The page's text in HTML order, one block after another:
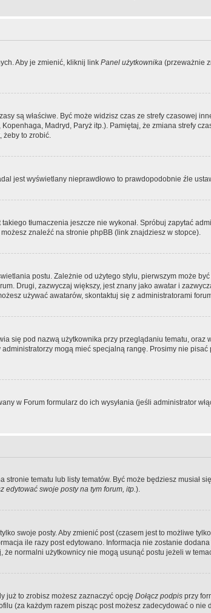
Aby je zmienić, kliknij link Panel użytkownika (przeważnie
są właściwe. Być może widzisz czas ze strefy czasowej
Madryd, Paryż itp.). Pamiętaj, że zmiana strefy
żeby to zrobić.
jest wyświetlany nieprawdłowo to prawdopodobnie źle
tłumaczenia jeszcze nie wykonał. Spróbuj zapytać
znaleźć na stronie phpBB (link znajdziesz w stopce).
postu. Zależnie od użytego stylu, pierwszym może
Drugi, zazwyczaj większy, jest znany jako awatar i
używać awatarów, skontaktuj się z administratorami
się pod nazwą użytkownika przy przeglądaniu tematu,
mogą mieć specjalną rangę. Prosimy nie
w Forum formularz do ich wysyłania (jeśli administrator
tematu lub listy tematów. Być może będziesz
edytować swoje posty na tym forum, itp.).
swoje posty. Aby zmienić post (czasem jest to możliwe
ile razy post edytowano. Informacja nie zostanie
normalni użytkownicy nie mogą usunąć postu jeżeli w
już to zrobisz możesz zaznaczyć opcję Dołącz podpis przy
(za każdym razem pisząc post możesz zadecydować o